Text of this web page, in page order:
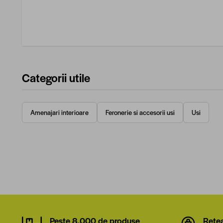
Categorii utile
Amenajari interioare Feronerie si accesorii usi Usi
Peste 8.000 de produse